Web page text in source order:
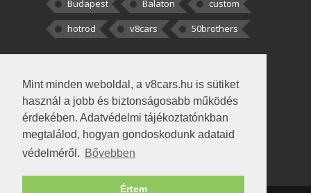
Mint minden weboldal, a v8cars.hu is sütiket
használ a jobb és biztonságosabb működés
érdekében. Adatvédelmi tájékoztatónkban
megtalálod, hogyan gondoskodunk adataid
védelméről. Bővebben
Értem
Budapest
Balaton
custom
hotrod
v8cars 50brothers
kortisz:Elszúrtam! Én csak két
darabbaal számoltam. Nem tudtam, hogy fél autót,
Béke:
!fasza Örültem is nagyon, amikor